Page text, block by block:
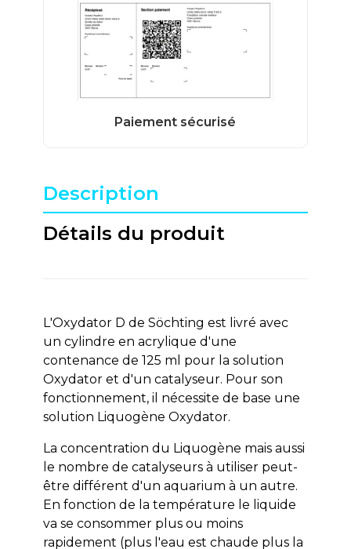
Description
Détails du produit
L'Oxydator D de Söchting est livré avec
un cylindre en acrylique d'une
contenance de 125 ml pour la solution
Oxydator et d'un catalyseur. Pour son
fonctionnement, il nécessite de base une
solution Liquogène Oxydator.
La concentration du Liquogène mais aussi
le nombre de catalyseurs à utiliser peut-
être différent d'un aquarium à un autre.
En fonction de la température le liquide
va se consommer plus ou moins
rapidement (plus l'eau est chaude plus la